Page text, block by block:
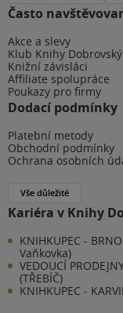
Často
Akce a slevy
Klub Knihy Dobrovský
Knižní závisláci
Affiliate spolupráce
Poukazy pro firmy
Dodací podmínky
Platební metody
Obchodní podmínky
Ochrana osobních
Vše důležité
Kariéra v Knihy
KNIHKUPEC -
Vaňkovka)
VEDOUCÍ
(TŘEBÍČ)
KNIHKUPEC -